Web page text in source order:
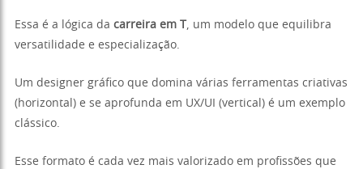
Essa é a lógica da carreira em T , um modelo que equilibra
versatilidade e especialização.
Um designer gráfico que domina várias ferramentas criativas
(horizontal) e se aprofunda em UX/UI (vertical) é um exemplo
clássico.
Esse formato é cada vez mais valorizado em profissões que